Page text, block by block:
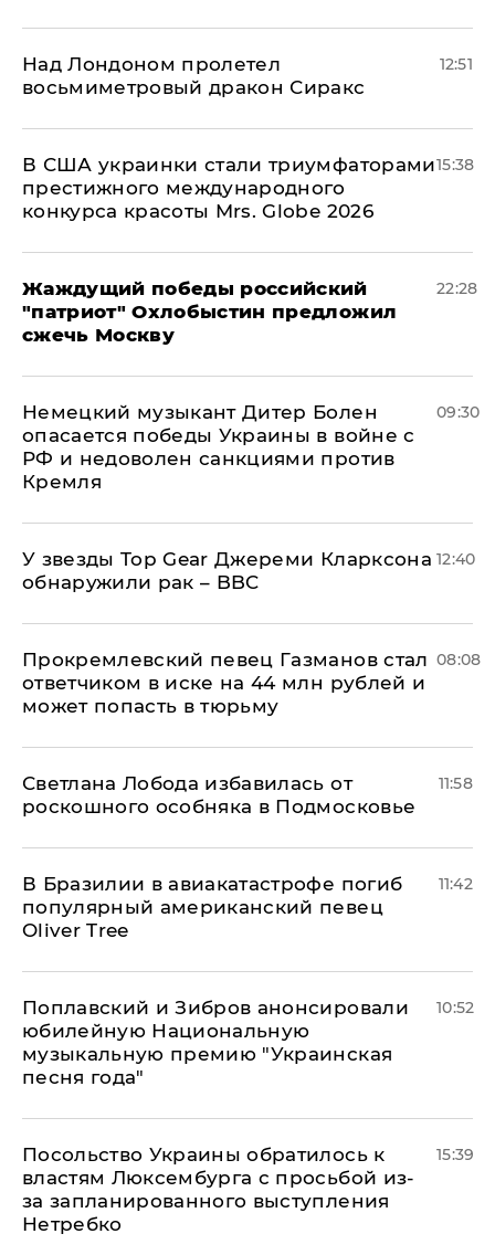
Над Лондоном пролетел
восьмиметровый дракон Сиракс
12:51
В США украинки стали триумфаторами
престижного международного
конкурса красоты Mrs. Globe 2026
15:38
Жаждущий победы российский
"патриот" Охлобыстин предложил
сжечь Москву
22:28
Немецкий музыкант Дитер Болен
опасается победы Украины в войне с
РФ и недоволен санкциями против
Кремля
09:30
У звезды Top Gear Джереми Кларксона
обнаружили рак – BBC
12:40
Прокремлевский певец Газманов стал
ответчиком в иске на 44 млн рублей и
может попасть в тюрьму
08:08
Светлана Лобода избавилась от
роскошного особняка в Подмосковье
11:58
В Бразилии в авиакатастрофе погиб
популярный американский певец
Oliver Tree
11:42
Поплавский и Зибров анонсировали
юбилейную Национальную
музыкальную премию "Украинская
песня года"
10:52
Посольство Украины обратилось к
властям Люксембурга с просьбой из-
за запланированного выступления
Нетребко
15:39